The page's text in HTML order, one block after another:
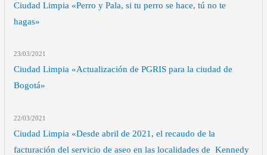
Ciudad Limpia «Perro y Pala, si tu perro se hace, tú no te
hagas»
23/03/2021
Ciudad Limpia «Actualización de PGRIS para la ciudad de
Bogotá»
22/03/2021
Ciudad Limpia «Desde abril de 2021, el recaudo de la
facturación del servicio de aseo en las localidades de Kennedy